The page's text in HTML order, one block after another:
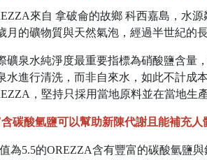
來自 拿破侖的故鄉 科西嘉島，水
月的礦物質與天然氣泡，經過半世紀的
礦泉水純淨度最重要指標為硝酸鹽含量
水進行清洗，而非自來水，如此不計成
，堅持只採用當地原料並在當地生
碳酸氫鹽可以幫助新陳代謝且能補充
為5.5的OREZZA含有豐富的碳酸氫鹽